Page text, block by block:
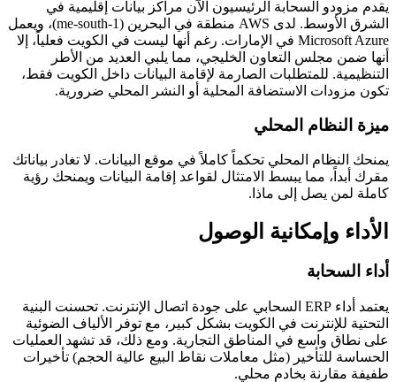
يقدم مزودو السحابة الرئيسيون الآن مراكز بيانات إقليمية في
الشرق الأوسط. لدى AWS منطقة في البحرين (me-south-1)، ويعمل
Microsoft Azure في الإمارات. رغم أنها ليست في الكويت فعلياً، إلا
أنها ضمن مجلس التعاون الخليجي، مما يلبي العديد من الأطر
التنظيمية. للمتطلبات الصارمة لإقامة البيانات داخل الكويت فقط،
تكون مزودات الاستضافة المحلية أو النشر المحلي ضرورية.
ميزة النظام المحلي
يمنحك النظام المحلي تحكماً كاملاً في موقع البيانات. لا تغادر بياناتك
مقرك أبداً، مما يبسط الامتثال لقواعد إقامة البيانات ويمنحك رؤية
كاملة لمن يصل إلى ماذا.
الأداء وإمكانية الوصول
أداء السحابة
يعتمد أداء ERP السحابي على جودة اتصال الإنترنت. تحسنت البنية
التحتية للإنترنت في الكويت بشكل كبير، مع توفر الألياف الضوئية
على نطاق واسع في المناطق التجارية. ومع ذلك، قد تشهد العمليات
الحساسة للتأخير (مثل معاملات نقاط البيع عالية الحجم) تأخيرات
طفيفة مقارنة بخادم محلي.